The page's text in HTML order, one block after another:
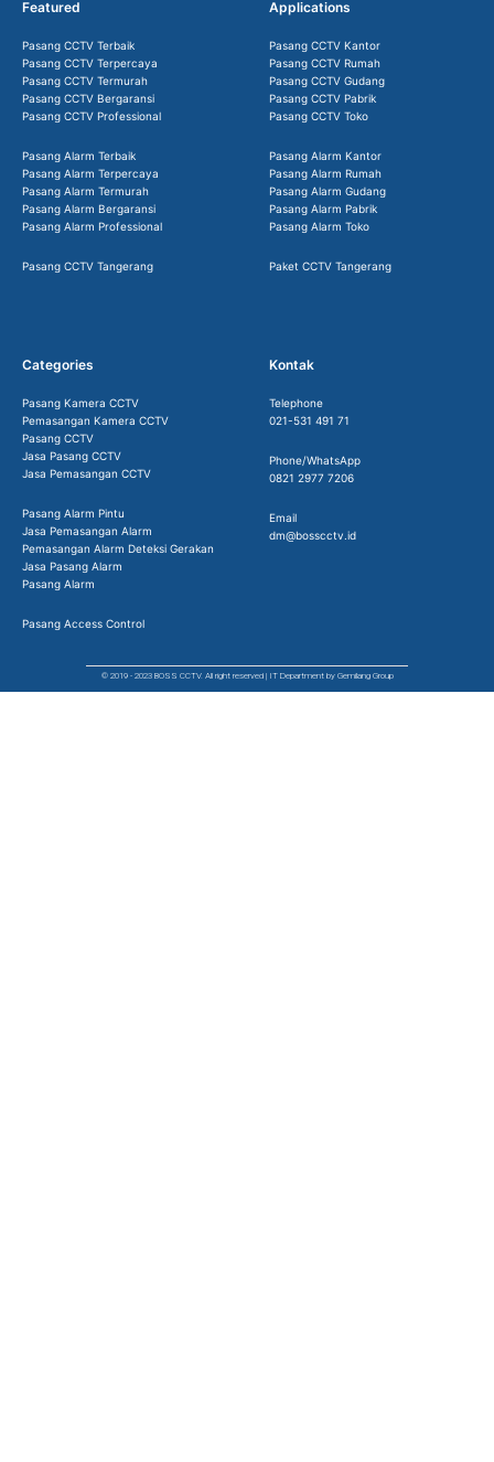
Featured
Pasang CCTV Terbaik
Pasang CCTV Terpercaya
Pasang CCTV Termurah
Pasang CCTV Bergaransi
Pasang CCTV Professional
Pasang Alarm Terbaik
Pasang Alarm Terpercaya
Pasang Alarm Termurah
Pasang Alarm Bergaransi
Pasang Alarm Professional
Pasang CCTV Tangerang
Applications
Pasang CCTV Kantor
Pasang CCTV Rumah
Pasang CCTV Gudang
Pasang CCTV Pabrik
Pasang CCTV Toko
Pasang Alarm Kantor
Pasang Alarm Rumah
Pasang Alarm Gudang
Pasang Alarm Pabrik
Pasang Alarm Toko
Paket CCTV Tangerang
Categories
Pasang Kamera CCTV
Pemasangan Kamera CCTV
Pasang CCTV
Jasa Pasang CCTV
Jasa Pemasangan CCTV
Pasang Alarm Pintu
Jasa Pemasangan Alarm
Pemasangan Alarm Deteksi Gerakan
Jasa Pasang Alarm
Pasang Alarm
Pasang Access Control
Kontak
Telephone
021-531 491 71
Phone/WhatsApp
0821 2977 7206
Email
dm@bosscctv.id
© 2019 - 2023 BOSS CCTV. All right reserved | IT Department by Gemilang Group